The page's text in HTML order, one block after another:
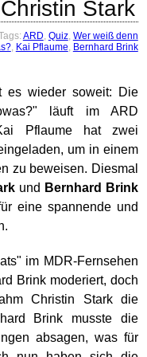
Stark
ARD, Quiz, Wer weiß denn
, Kai Pflaume, Bernhard Brink
es wieder soweit: Die
läuft im ARD
Pflaume hat zwei
um in einem
zu beweisen. Diesmal
und Bernhard Brink
eine spannende und
im MDR-Fernsehen
Brink moderiert, doch
Christin Stark die
Brink musste die
absagen, was für